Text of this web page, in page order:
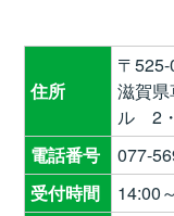
住所
〒
滋賀
ル 2
電話番号
077-
受付時間
14:00